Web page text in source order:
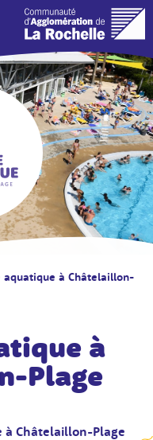
aquatique à Châtelaillon-
à
Plage
à Châtelaillon-Plage